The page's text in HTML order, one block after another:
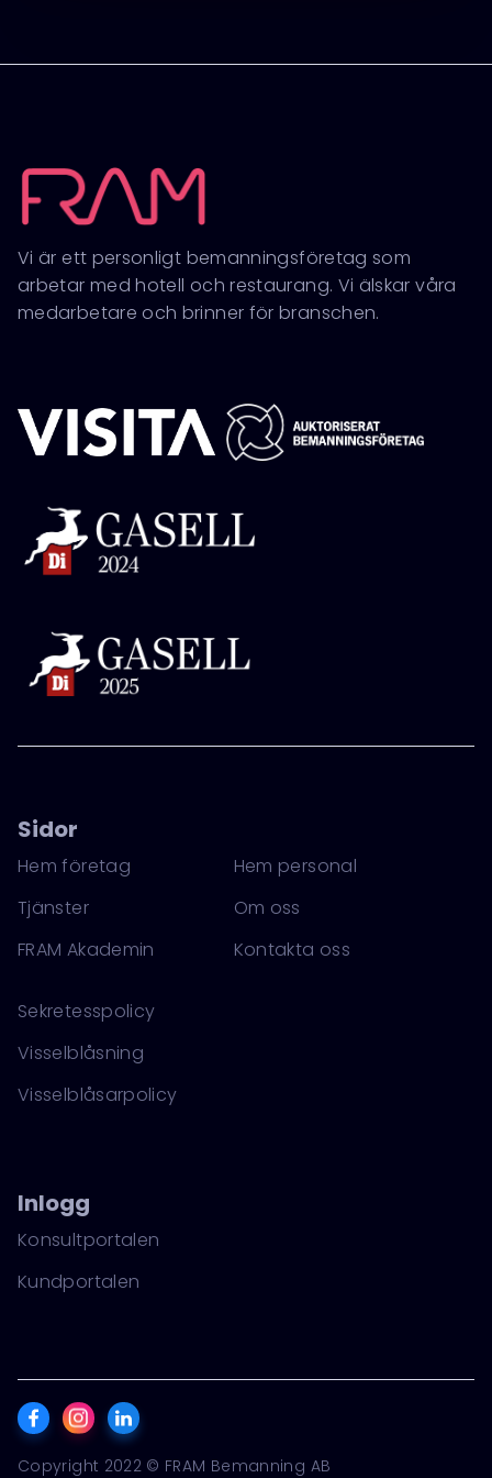
Vi är ett personligt bemanningsföretag som
arbetar med hotell och restaurang. Vi älskar våra
medarbetare och brinner för branschen.
Sidor
Hem företag
Tjänster
FRAM Akademin
Hem personal
Om oss
Kontakta oss
Sekretesspolicy
Visselblåsning
Visselblåsarpolicy
Inlogg
Konsultportalen
Kundportalen
Copyright 2022 © FRAM Bemanning AB